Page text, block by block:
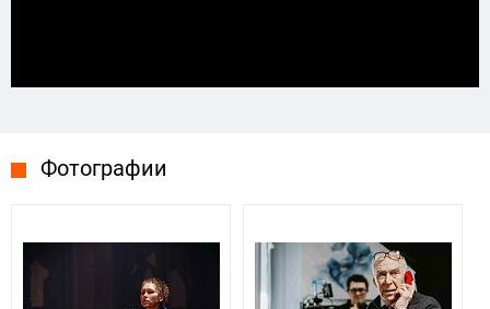
Фотографии